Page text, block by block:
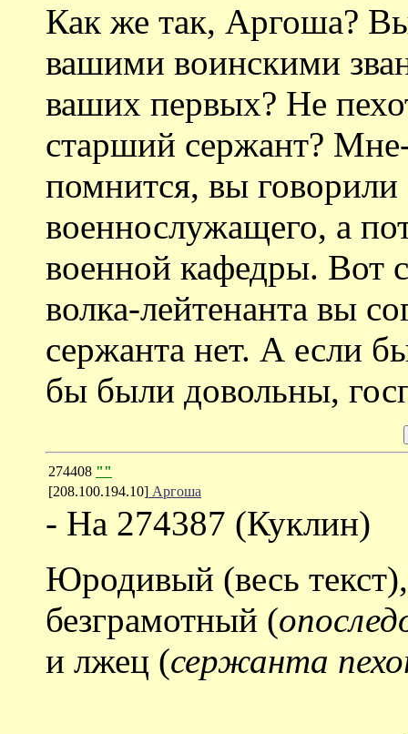
Как же так, Аргоша?
вашими воинскими
ваших первых? Не
старший сержант?
помнится, вы говорили
военнослужащего, а
военной кафедры. Вот
волка-лейтенанта вы
сержанта нет. А если
бы были довольны,
274408 ""
[208.100.194.10] Аргоша
- На 274387 (Куклин)
Юродивый (весь текст),
безграмотный (
и лжец (сержанта